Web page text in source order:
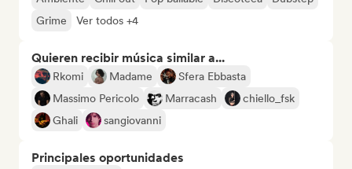
Grime
Ver todos +4
Quieren recibir música similar a...
Rkomi Madame
Sfera Ebbasta
Massimo Pericolo
Marracash
chiello_fsk
Ghali
sangiovanni
Principales oportunidades